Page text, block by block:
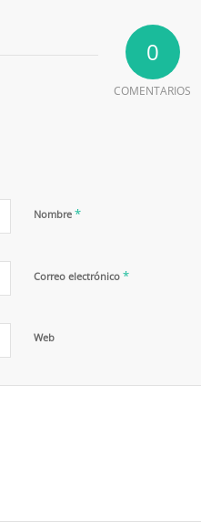
0
COMENTARIOS
Nombre *
Correo electrónico *
Web